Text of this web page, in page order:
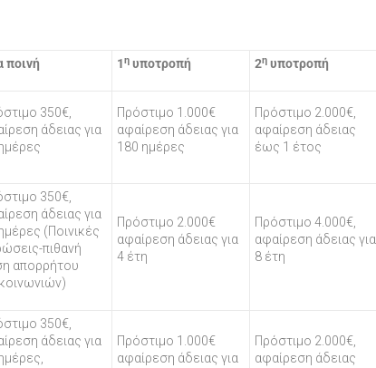
ποινή 1η υποτροπή 2η υποτροπή
350€,
άδειας για
Πρόστιμο 1.000€
αφαίρεση άδειας για
180 ημέρες
Πρόστιμο 2.000€,
αφαίρεση άδειας
έως 1 έτος
350€,
άδειας για
(Ποινικές
πιθανή
απορρήτου
Πρόστιμο 2.000€
αφαίρεση άδειας για
4 έτη
Πρόστιμο 4.000€,
αφαίρεση άδειας για
8 έτη
350€,
άδειας για
Πρόστιμο 1.000€
αφαίρεση άδειας για
Πρόστιμο 2.000€,
αφαίρεση άδειας